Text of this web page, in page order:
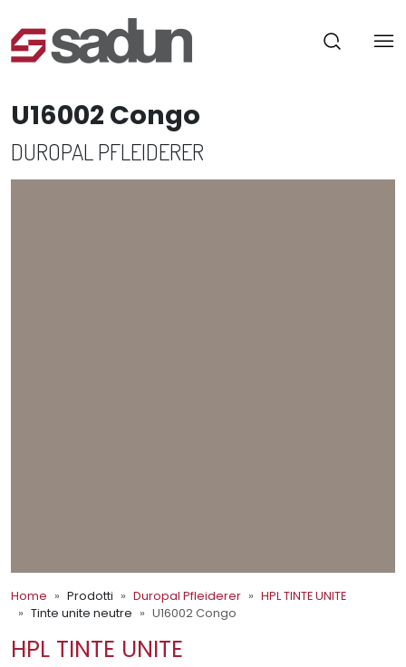
U16002 Congo
DUROPAL PFLEIDERER
Home Prodotti Duropal Pfleiderer
HPL TINTE UNITE
Tinte unite neutre
U16002 Congo
HPL TINTE UNITE